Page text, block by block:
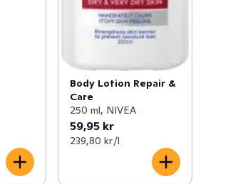
Body Lotion Repair &
Care
250 ml, NIVEA
59,95 kr
239,80 kr /l